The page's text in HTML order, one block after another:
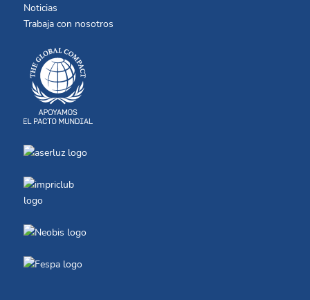
Noticias
Trabaja con nosotros